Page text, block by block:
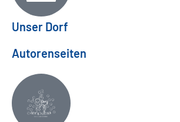
Unser Dorf
Autorenseiten